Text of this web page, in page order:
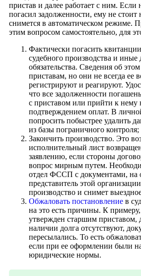
пристав и далее работает с ним. Если
погасил задолженности, ему не стоит
снимется в автоматическом режиме.
этим вопросом самостоятельно, для
Фактически погасить
судебного производства и
обязательства. Сведения об
приставам, но они не всегда ее
регистрируют и реагируют.
что все задолженности
с приставом или прийти к нему
подтверждением оплат. В
попросить побыстрее удалить
из базы пограничного контроля;
Закончить производство. Это
исполнительный лист
заявлению, если стороны
вопрос мирным путем.
отдел ФССП с документами, на
представитель этой
производство и снимет
Обжаловать постановление в
на это есть причины. К
утвержден старшим приставом,
наличии долга отсутствуют,
пересылались. То есть
если при ее оформлении были
юридические нормы.